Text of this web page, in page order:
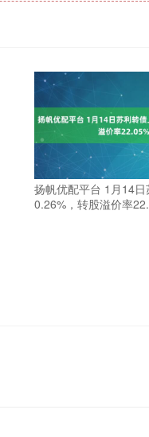
扬帆优配平台 1月14
0.26%，转股溢价率